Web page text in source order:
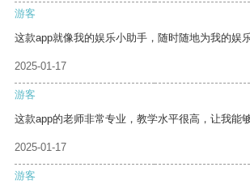
游客
这款app就像我的娱乐小助手，随时随地为我的娱
2025-01-17
游客
这款app的老师非常专业，教学水平很高，让我能
2025-01-17
游客